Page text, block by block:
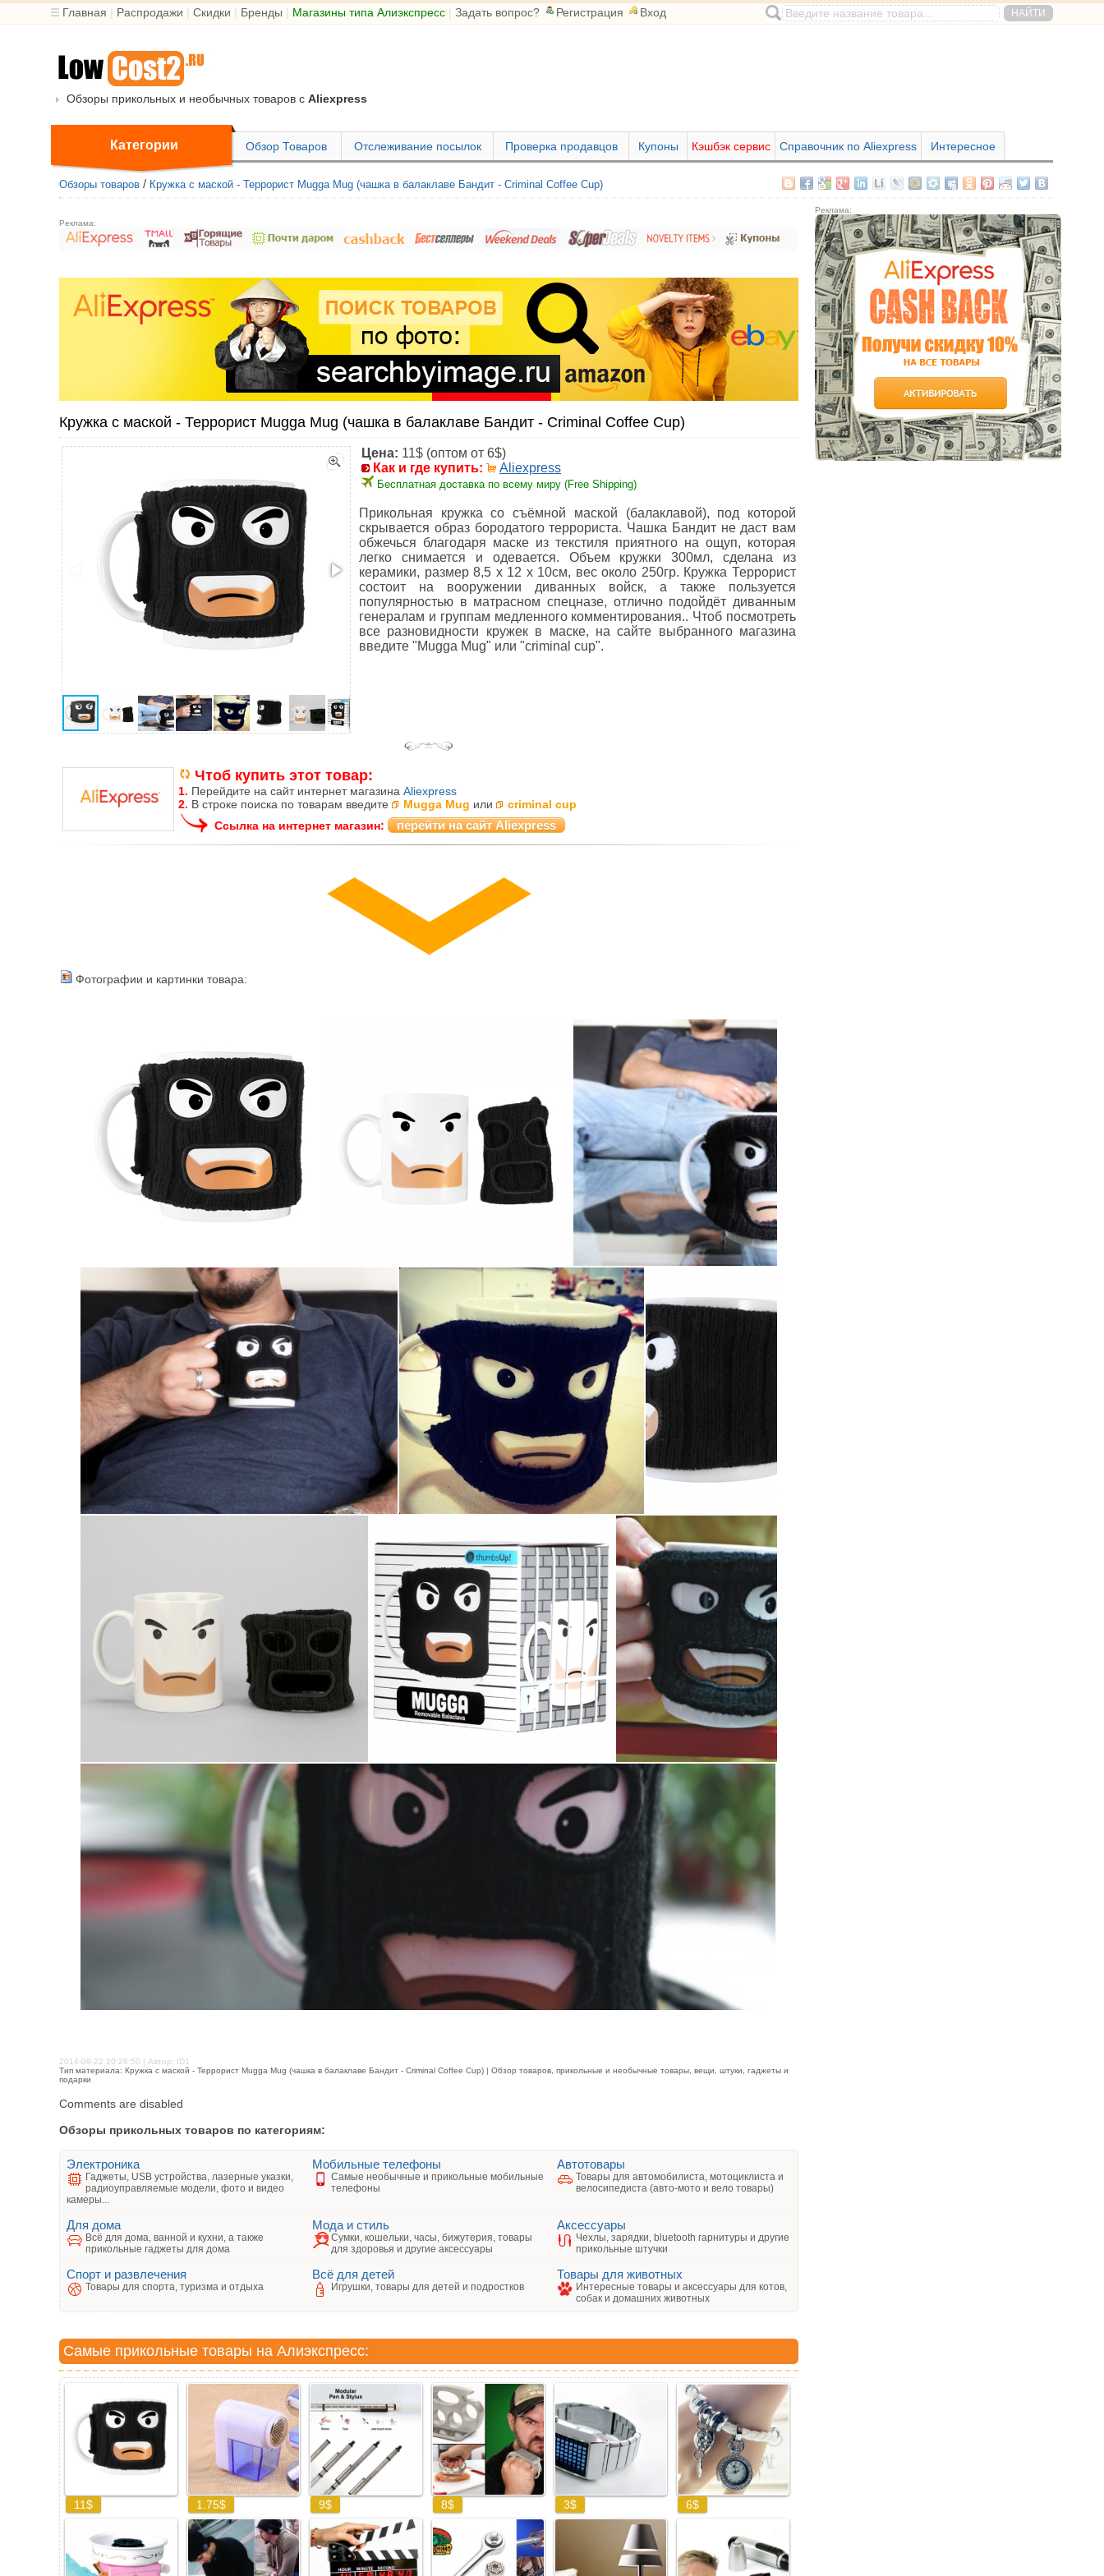
Главная | Распродажи | Скидки | Бренды | Магазины типа Алиэкспресс | Задать вопрос? Регистрация Вход
Обзоры прикольных и необычных товаров с Aliexpress
Категории Обзор Товаров Отслеживание посылок Проверка продавцов Купоны Кэшбэк сервис Справочник по Aliexpress Интересное
Обзоры товаров / Кружка с маской - Террорист Mugga Mug (чашка в балаклаве Бандит - Criminal Coffee Cup)
Реклама:
Кружка с маской - Террорист Mugga Mug (чашка в балаклаве Бандит - Criminal Coffee Cup)
Цена: 11$ (оптом от 6$)
Как и где купить:
Aliexpress
Бесплатная доставка по всему миру (Free Shipping)
Прикольная кружка со съёмной маской (балаклавой), под которой
скрывается образ бородатого террориста. Чашка Бандит не даст вам
обжечься благодаря маске из текстиля приятного на ощуп, которая
легко снимается и одевается. Объем кружки 300мл, сделана из
керамики, размер 8,5 х 12 х 10см, вес около 250гр. Кружка Террорист
состоит на вооружении диванных войск, а также пользуется
популярностью в матрасном спецназе, отлично подойдёт диванным
генералам и группам медленного комментирования.. Чтоб посмотреть
все разновидности кружек в маске, на сайте выбранного магазина
введите "Mugga Mug" или "criminal cup".
Чтоб купить этот товар:
1. Перейдите на сайт интернет магазина Aliexpress
2. В строке поиска по товарам введите Mugga Mug или
criminal cup
Ссылка на интернет магазин:
перейти на сайт Aliexpress
Фотографии и картинки товара:
2014-09-22 20:26:50 | Автор: ID1
Тип материала: Кружка с маской - Террорист Mugga Mug (чашка в балаклаве Бандит - Criminal Coffee Cup) | Обзор товаров, прикольные и необычные товары, вещи, штуки, гаджеты и
подарки
Comments are disabled
Обзоры прикольных товаров по категориям:
Электроника
Гаджеты, USB устройства, лазерные указки,
радиоуправляемые модели, фото и видео
камеры...
Мобильные телефоны
Самые необычные и прикольные мобильные
телефоны
Автотовары
Товары для автомобилиста, мотоциклиста и
велосипедиста (авто-мото и вело товары)
Для дома
Всё для дома, ванной и кухни, а также
прикольные гаджеты для дома
Мода и стиль
Сумки, кошельки, часы, бижутерия, товары
для здоровья и другие аксессуары
Аксессуары
Чехлы, зарядки, bluetooth гарнитуры и другие
прикольные штучки
Спорт и развлечения
Товары для спорта, туризма и отдыха
Всё для детей
Игрушки, товары для детей и подростков
Товары для животных
Интересные товары и аксессуары для котов,
собак и домашних животных
Самые прикольные товары на Алиэкспресс:
Реклама: